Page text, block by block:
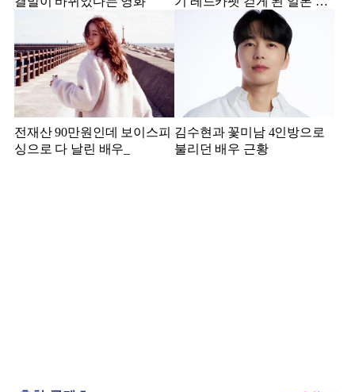
전재산 90만원인데 보이스피
싱으로 다 날린 배우_
김수현과 꽃미남 4인방으로
불리던 배우 근황